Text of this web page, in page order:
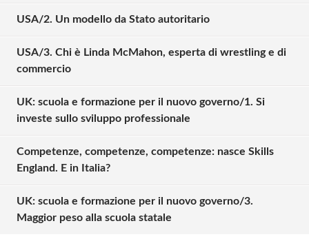
USA/2. Un modello da Stato autoritario
USA/3. Chi è Linda McMahon, esperta di wrestling e di
commercio
UK: scuola e formazione per il nuovo governo/1. Si
investe sullo sviluppo professionale
Competenze, competenze, competenze: nasce Skills
England. E in Italia?
UK: scuola e formazione per il nuovo governo/3.
Maggior peso alla scuola statale
Solo gli utenti registrati possono
Effettua il Login o